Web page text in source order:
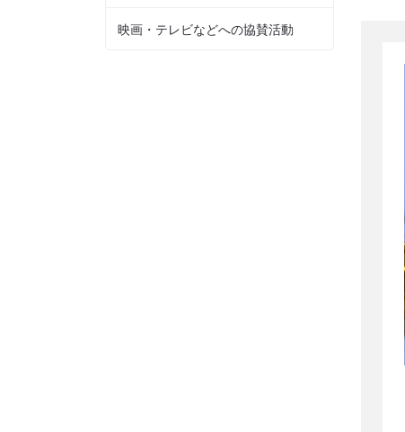
映画・テレビなどへの協賛活動